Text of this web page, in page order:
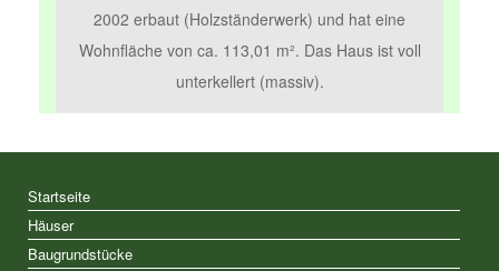
2002 erbaut (Holzständerwerk) und hat eine
Wohnfläche von ca. 113,01 m². Das Haus ist voll
unterkellert (massiv).
Startseite
Häuser
Baugrundstücke